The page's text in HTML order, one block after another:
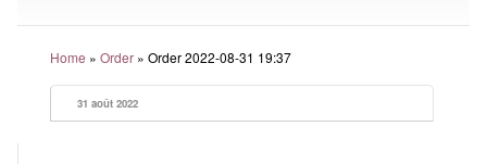
L’art japonais
Séances
En entreprise
Home » Order» Order 2022-08-31 19:37
31 août 2022